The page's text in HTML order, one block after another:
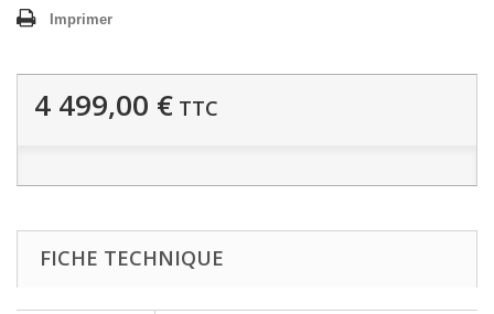
Imprimer
4 499,00 € TTC
FICHE TECHNIQUE